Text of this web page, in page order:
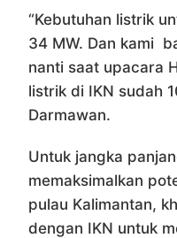
“Kebutuhan listrik
34 MW. Dan kami
nanti saat upacara
listrik di IKN sudah
Darmawan.
Untuk jangka
memaksimalkan
pulau Kalimantan,
dengan IKN untuk